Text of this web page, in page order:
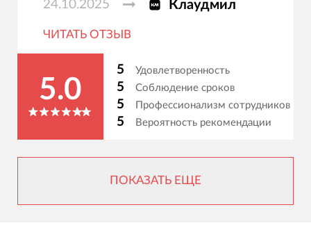
24.10.2025 Клаудмил
ЧИТАТЬ ОТЗЫВ
5.0
5 Удовлетворенность
5 Соблюдение сроков
5 Профессионализм сотрудников
5 Вероятность рекомендации
ПОКАЗАТЬ ЕЩЕ